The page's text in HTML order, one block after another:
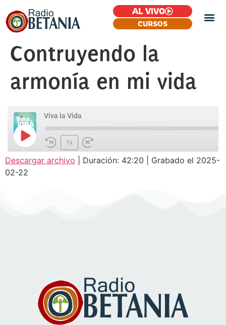
AL VIVO
CURSOS
Contruyendo la
armonía en mi vida
Viva la Vida
1x
SUSCRIBIR COMPARTIR
COMPARTIR
Descargar archivo Duración: 42:20
Grabado el 2025-
02-22